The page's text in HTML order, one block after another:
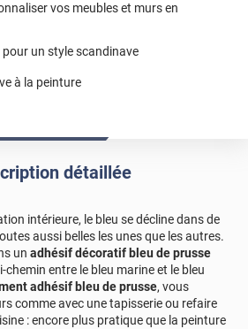
vos meubles et murs en
un style scandinave
à la peinture
détaillée
intérieure, le bleu se décline dans de
aussi belles les unes que les autres.
un adhésif décoratif bleu de prusse
entre le bleu marine et le bleu
adhésif bleu de prusse, vous
comme avec une tapisserie ou refaire
: encore plus pratique que la peinture